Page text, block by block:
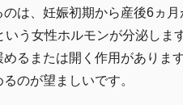
は、妊娠初期から産後6ヵ
いう女性ホルモンが分泌しま
るまたは開く作用がありま
のが望ましいです。